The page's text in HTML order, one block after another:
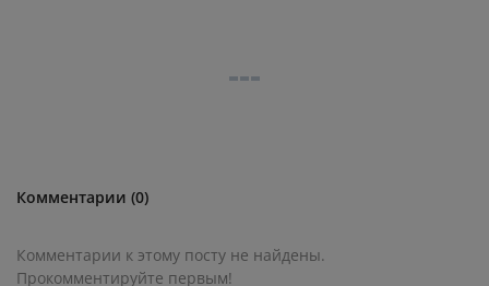
Комментарии (0)
Комментарии к этому посту не найдены.
Прокомментируйте первым!